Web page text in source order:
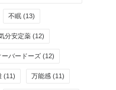
不眠 (13)
分安定薬 (12)
ーバードーズ (12)
(11) 万能感 (11)